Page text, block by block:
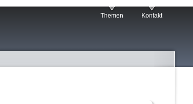
Themen Kontakt